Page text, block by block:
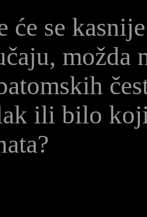
će se
možda
ili bilo